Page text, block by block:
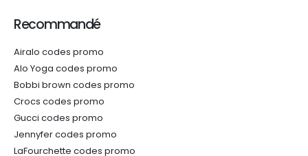
Recommandé
Airalo codes promo
Alo Yoga codes promo
Bobbi brown codes promo
Crocs codes promo
Gucci codes promo
Jennyfer codes promo
LaFourchette codes promo